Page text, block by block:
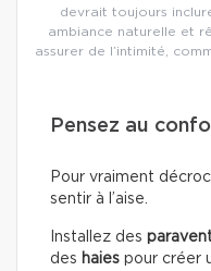
devrait toujours
ambiance naturelle et
assurer de l’intimité,
Pensez au
Pour vraiment
sentir à l’aise.
Installez des
des haies pour créer